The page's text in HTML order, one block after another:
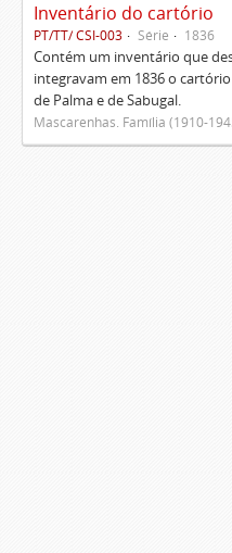
Inventário do cartório
PT/TT/ CSI-003 Série 1836
Contém um inventário que
integravam em 1836 o
de Palma e de Sabugal.
Mascarenhas. Família (1910-